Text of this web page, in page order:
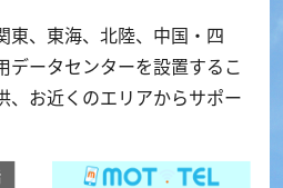
東、東海、北陸、中国・四
データセンターを設置するこ
、お近くのエリアからサポー